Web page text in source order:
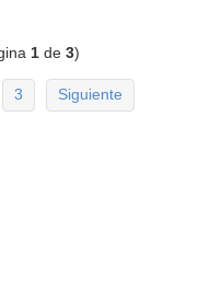
1 de3)
3 Siguiente